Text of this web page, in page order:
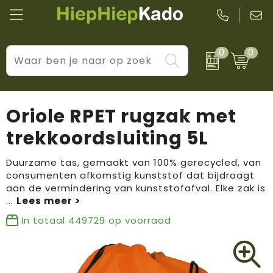
0 0
Kantoor & schrijfwaren
Wellness & verzorging
Tassen & reizen
Huis, tuin & keuken
Kleding & accessoires
Sport & vrije tijd
Levensstijl
Prijs & impact
BIC
Boska
Brandflavours
Camelbak
Oriole RPET rugzak met
trekkoordsluiting 5L
Duurzame tas, gemaakt van 100% gerecycled, van
consumenten afkomstig kunststof dat bijdraagt
aan de vermindering van kunststofafval. Elke zak is
...
In totaal 449729 op voorraad